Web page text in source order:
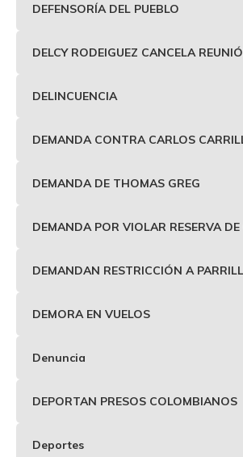
DEFENSORÍA DEL PUEBLO
DELCY RODEIGUEZ CANCELA
DELINCUENCIA
DEMANDA CONTRA CARLOS
DEMANDA DE THOMAS GREG
DEMANDA POR VIOLAR RESERVA
DEMANDAN RESTRICCIÓN A
DEMORA EN VUELOS
Denuncia
DEPORTAN PRESOS COLOMBIANOS
Deportes